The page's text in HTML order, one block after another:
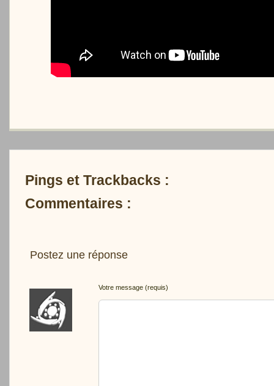
Pings et Trackbacks :
Commentaires :
Postez une réponse
Votre message (requis)